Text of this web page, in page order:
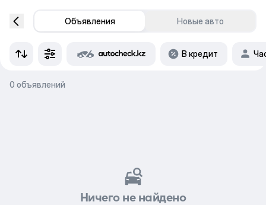
Объявления Новые авто
В кредит
0 объявлений
Ничего не найдено